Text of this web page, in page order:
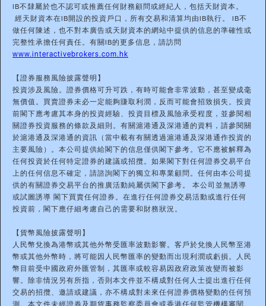
IB不隸屬於也不認可或推薦任何財務顧問或經紀人，包括天財資本。
經天財資本在IB開設的投資戶口，所有交易和清算均由IB執行。 IB不
做任何陳述，也不對本廣告或天財資本的網站中提供的信息的準確性或
完整性承擔任何責任。有關IB的更多信息，請訪問
www.interactivebrokers.com.hk
【證券服務風險披露聲明】
投資涉及風險。證券價格可升可跌，有時可能會非常波動，甚至變成毫
無價值。買賣證券未必一定能夠賺取利潤，反而可能會招致損失。投資
前閣下應考慮其本身的投資經驗、投資目標及風險承受程度，並參閱相
關證券投資服務的條款及細則。有關滬港通及深港通的資料，請參閱關
於滬港通及深港通的資訊（當中載有有關透過滬港通及深港通作投資的
主要風險）。本公司提供給閣下的信息僅供閣下參考。它不應被解釋為
任何投資於任何特定證券的建議或招攬。如果閣下對任何證券交易平台
上的任何信息不確定，請諮詢閣下的獨立和專業顧問。任何由本公司提
供的有關證券交易平台的推廣活動純屬供閣下參考。 本公司並無誘導
或試圖誘導 閣下買賣任何證券。在進行任何證券交易活動或進行任何
投資前，閣下應仔細考慮自己的需要和財務狀況。
【貨幣風險披露聲明】
人民幣兌換為港幣或其他外幣受匯率波動影響。客戶於兌換人民幣至港
幣或其他外幣時，將可能因人民幣匯率的變動而出現利潤或虧損。人民
幣目前受中國政府外匯管制，其匯率或較容易因政府政策改變而被影
響。除非情況另有所指，否則本文件並不構成對任何人士提出進行任何
交易的招攬、邀請或建議，亦不構成對未來任何證券價格變動的任何預